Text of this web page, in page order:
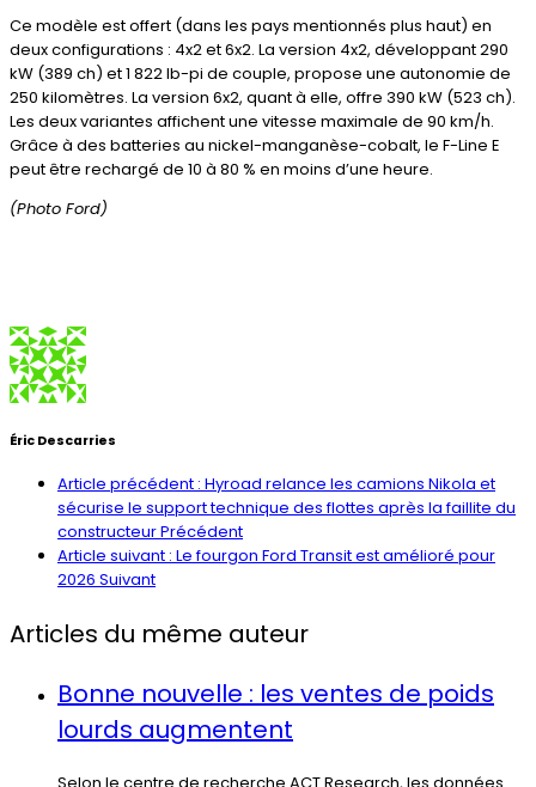
Ce modèle est offert (dans les pays mentionnés plus haut) en
deux configurations : 4x2 et 6x2. La version 4x2, développant 290
kW (389 ch) et 1 822 lb-pi de couple, propose une autonomie de
250 kilomètres. La version 6x2, quant à elle, offre 390 kW (523 ch).
Les deux variantes affichent une vitesse maximale de 90 km/h.
Grâce à des batteries au nickel-manganèse-cobalt, le F-Line E
peut être rechargé de 10 à 80 % en moins d’une heure.
(Photo Ford)
Éric Descarries
Article précédent : Hyroad relance les camions Nikola et
sécurise le support technique des flottes après la faillite du
constructeurPrécédent
Article suivant : Le fourgon Ford Transit est amélioré pour
2026 Suivant
Articles du même auteur
Bonne nouvelle : les ventes de poids
lourds augmentent